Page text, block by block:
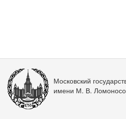
Московский
имени М. В.